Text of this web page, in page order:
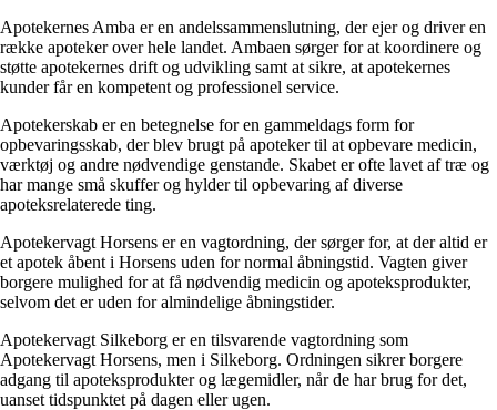
Apotekernes Amba er en andelssammenslutning, der ejer og driver en
række apoteker over hele landet. Ambaen sørger for at koordinere og
støtte apotekernes drift og udvikling samt at sikre, at apotekernes
kunder får en kompetent og professionel service.
Apotekerskab er en betegnelse for en gammeldags form for
opbevaringsskab, der blev brugt på apoteker til at opbevare medicin,
værktøj og andre nødvendige genstande. Skabet er ofte lavet af træ og
har mange små skuffer og hylder til opbevaring af diverse
apoteksrelaterede ting.
Apotekervagt Horsens er en vagtordning, der sørger for, at der altid er
et apotek åbent i Horsens uden for normal åbningstid. Vagten giver
borgere mulighed for at få nødvendig medicin og apoteksprodukter,
selvom det er uden for almindelige åbningstider.
Apotekervagt Silkeborg er en tilsvarende vagtordning som
Apotekervagt Horsens, men i Silkeborg. Ordningen sikrer borgere
adgang til apoteksprodukter og lægemidler, når de har brug for det,
uanset tidspunktet på dagen eller ugen.